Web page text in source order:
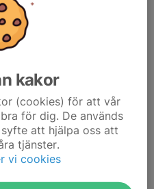
kakor
(cookies) för att vår
för dig. De används
att hjälpa oss att
tjänster.
vi cookies